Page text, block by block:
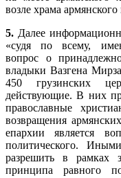
возле храма
5. Далее
«судя по всему,
вопрос о
владыки Вазгена
450 грузинских
действующие. В них
православные
возвращения
епархии является
политического.
разрешить в рамках
принципа равного